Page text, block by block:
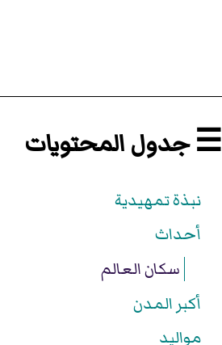
☰ جدول المحتويات
نبذة تمهيدية
أحداث
سكان العالم
أكبر المدن
مواليد